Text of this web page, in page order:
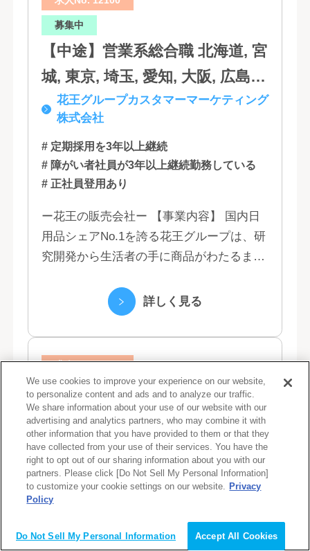
分, 宮崎, 佐賀, 沖縄
募集中
【中途】営業系総合職 北海道, 宮
城, 東京, 埼玉, 愛知, 大阪, 広島,
福岡花王グループカスタマーマーケティング
株式会社
# 定期採用を3年以上継続
# 障がい者社員が3年以上継続勤務している
# 正社員登用あり
ー花王の販売会社ー 【事業内容】 国内日
用品シェアNo.1を誇る花王グループは、研
究開発から生活者の手に商品がわたるまで
で、情報のスピード、質、量ともに他社に
詳しく見る
求人No. 12088
募集中
スペシャリスト職（オープンポ
ジション） 北海道, 宮城, 東京,
石川, 愛知, 大阪, 広島, 香川, 福岡
NTTドコモビジネス株式会社
# 定期採用を3年以上継続
# 障がい者社員が3年以上継続勤務している
We use cookies to improve your experience on our website,
to personalize content and ads and to analyze our traffic.
We share information about your use of our website with our
advertising and analytics partners, who may combine it with
other information that you have provided to them or that they
have collected from your use of their services. You have the
right to opt out of our sharing information about you with our
partners. Please click [Do Not Sell My Personal Information]
to customize your cookie settings on our website. Privacy
Policy
Do Not Sell My Personal Information Accept All Cookies